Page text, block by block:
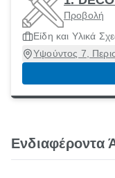
Προβολή
Είδη και Υλικά
Υψούντος 7,
Ενδιαφέροντα